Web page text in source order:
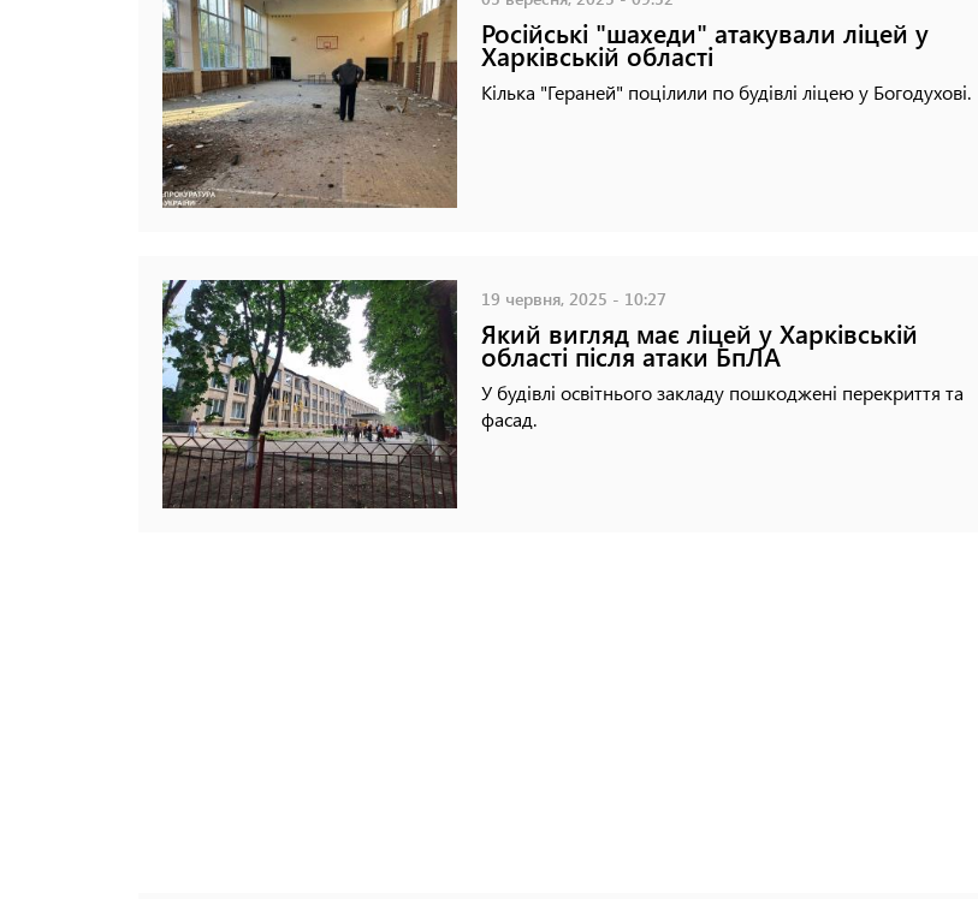
Російські "шахеди" атакували ліцей у
Харківській області
Кілька "Гераней" поцілили по будівлі ліцею у Богодухові.
19 червня, 2025 - 10:27
Який вигляд має ліцей у Харківській
області після атаки БпЛА
У будівлі освітнього закладу пошкоджені перекриття та
фасад.